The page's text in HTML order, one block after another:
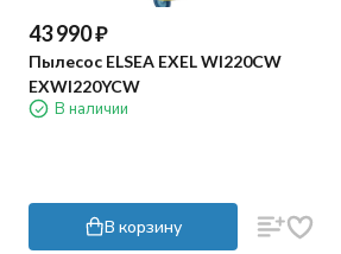
43 990₽
Пылесос ELSEA EXEL WI220CW
EXWI220YCW
В наличии
В корзину